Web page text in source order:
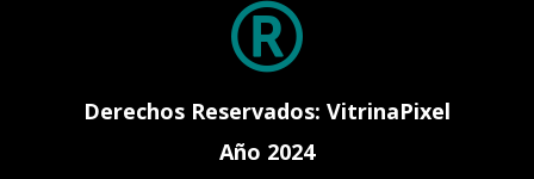

Derechos Reservados: VitrinaPixel
Año 2024